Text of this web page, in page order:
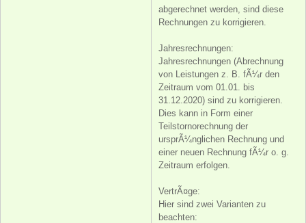
abgerechnet werden, sind diese
Rechnungen zu korrigieren.
Jahresrechnungen:
Jahresrechnungen (Abrechnung
von Leistungen z. B. fÃ¼r den
Zeitraum vom 01.01. bis
31.12.2020) sind zu korrigieren.
Dies kann in Form einer
Teilstornorechnung der
ursprÃ¼nglichen Rechnung und
einer neuen Rechnung fÃ¼r o. g.
Zeitraum erfolgen.
VertrÃ¤ge:
Hier sind zwei Varianten zu
beachten: